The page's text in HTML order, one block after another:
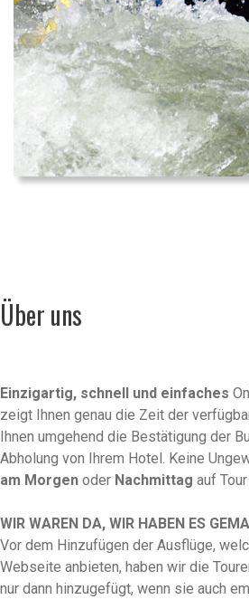
Über uns
Einzigartig, schnell und einfaches
zeigt Ihnen genau die Zeit der
Ihnen umgehend die Bestätigung der
Abholung von Ihrem Hotel. Keine
am Morgen oder Nachmittag auf
WIR WAREN DA, WIR HABEN ES
Vor dem Hinzufügen der Ausflüge,
Webseite anbieten, haben wir die
nur dann hinzugefügt, wenn sie auch